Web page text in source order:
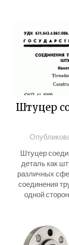
Штуцер
Штуцер
деталь как
различных
соединения
одной